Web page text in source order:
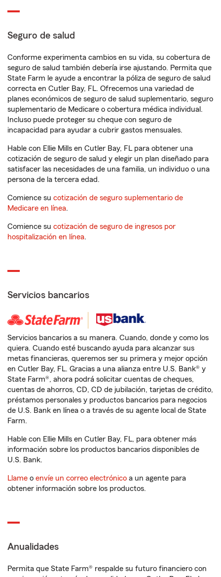
Seguro de salud
Conforme experimenta cambios en su vida, su cobertura de
seguro de salud también debería irse ajustando. Permita que
State Farm le ayude a encontrar la póliza de seguro de salud
correcta en Cutler Bay, FL. Ofrecemos una variedad de
planes económicos de seguro de salud suplementario, seguro
suplementario de Medicare o cobertura médica individual.
Incluso puede proteger su cheque con seguro de
incapacidad para ayudar a cubrir gastos mensuales.
Hable con Ellie Mills en Cutler Bay, FL para obtener una
cotización de seguro de salud y elegir un plan diseñado para
satisfacer las necesidades de una familia, un individuo o una
persona de la tercera edad.
Comience su cotización de seguro suplementario de
Medicare en línea.
Comience su cotización de seguro de ingresos por
hospitalización en línea.
Servicios bancarios
Servicios bancarios a su manera. Cuando, donde y como los
quiera. Cuando esté buscando ayuda para alcanzar sus
metas financieras, queremos ser su primera y mejor opción
en Cutler Bay, FL. Gracias a una alianza entre U.S. Bank® y
State Farm®, ahora podrá solicitar cuentas de cheques,
cuentas de ahorros, CD, CD de jubilación, tarjetas de crédito,
préstamos personales y productos bancarios para negocios
de U.S. Bank en línea o a través de su agente local de State
Farm.
Hable con Ellie Mills en Cutler Bay, FL, para obtener más
información sobre los productos bancarios disponibles de
U.S. Bank.
Llame o envíe un correo electrónico a un agente para
obtener información sobre los productos.
Anualidades
Permita que State Farm® respalde su futuro financiero con